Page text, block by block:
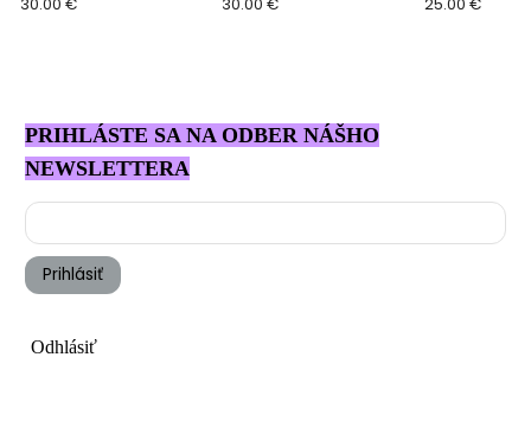
PRIHLÁSTE SA NA ODBER NÁŠHO
NEWSLETTERA
Prihlásiť
Odhlásiť